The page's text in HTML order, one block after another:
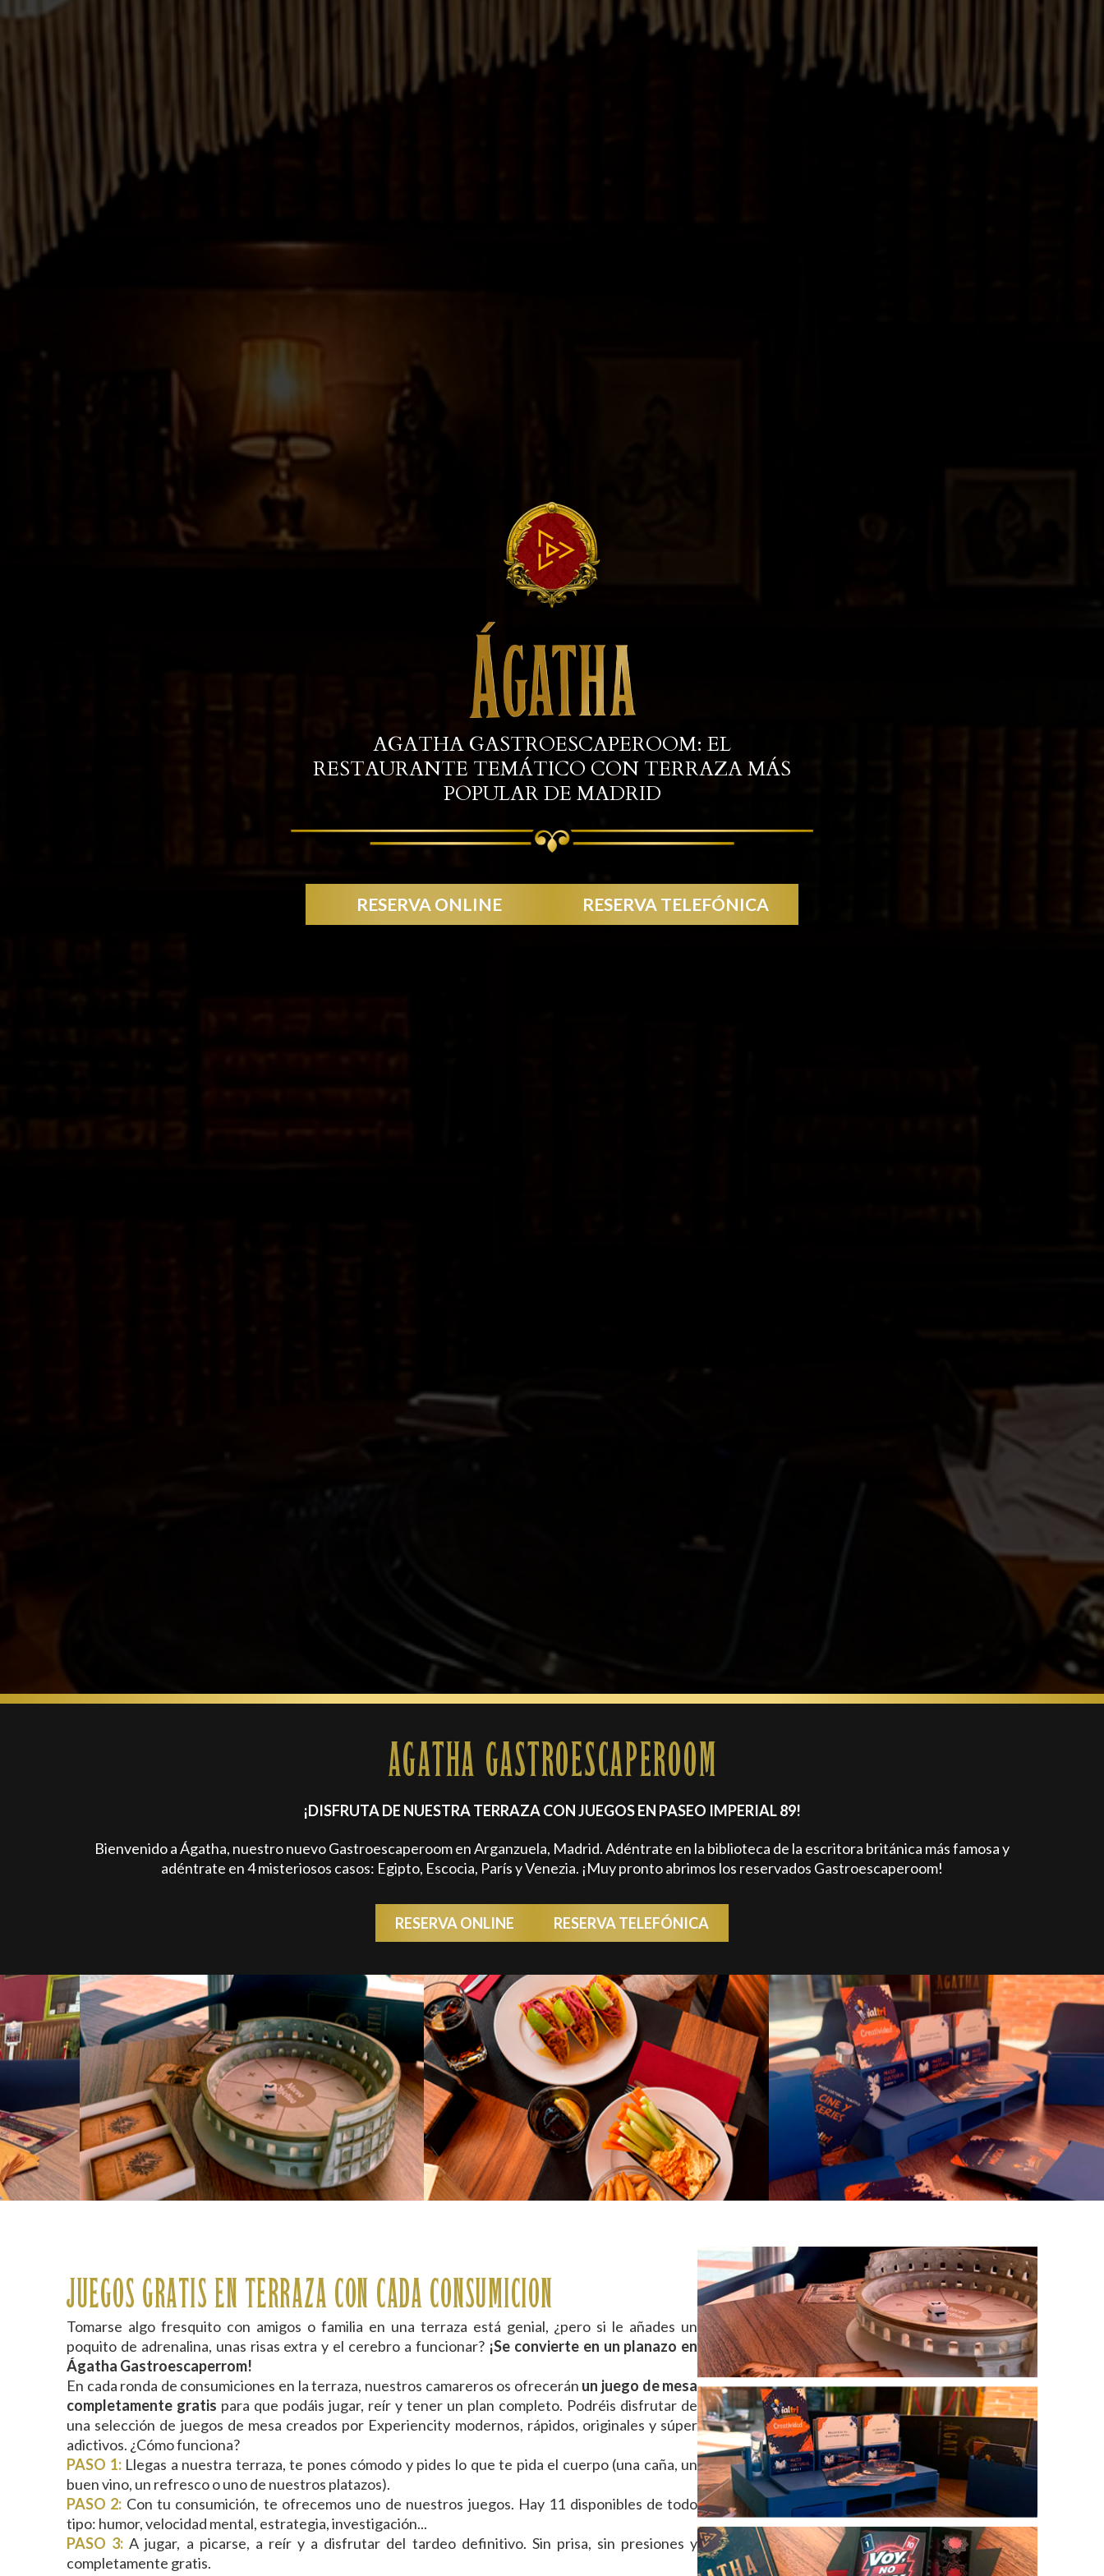
AGATHA GASTROESCAPEROOM: EL
RESTAURANTE TEMÁTICO CON TERRAZA MÁS
POPULAR DE MADRID
RESERVA ONLINE RESERVA TELEFÓNICA
AGATHA GASTROESCAPEROOM
¡DISFRUTA DE NUESTRA TERRAZA CON JUEGOS EN PASEO IMPERIAL 89!
Bienvenido a Ágatha, nuestro nuevo Gastroescaperoom en Arganzuela, Madrid. Adéntrate en la biblioteca de la escritora británica más famosa y
adéntrate en 4 misteriosos casos: Egipto, Escocia, París y Venezia. ¡Muy pronto abrimos los reservados Gastroescaperoom!
RESERVA ONLINE RESERVA TELEFÓNICA
JUEGOS GRATIS EN TERRAZA CON CADA CONSUMICION
Tomarse algo fresquito con amigos o familia en una terraza está genial, ¿pero si le añades un
poquito de adrenalina, unas risas extra y el cerebro a funcionar? ¡Se convierte en un planazo en
Ágatha Gastroescaperrom!
En cada ronda de consumiciones en la terraza, nuestros camareros os ofrecerán un juego de mesa
completamente gratis para que podáis jugar, reír y tener un plan completo. Podréis disfrutar de
una selección de juegos de mesa creados por Experiencity modernos, rápidos, originales y súper
adictivos. ¿Cómo funciona?
PASO 1:Llegas a nuestra terraza, te pones cómodo y pides lo que te pida el cuerpo (una caña, un
buen vino, un refresco o uno de nuestros platazos).
PASO 2: Con tu consumición, te ofrecemos uno de nuestros juegos. Hay 11 disponibles de todo
tipo: humor, velocidad mental, estrategia, investigación...
PASO 3: A jugar, a picarse, a reír y a disfrutar del tardeo definitivo. Sin prisa, sin presiones y
completamente gratis.